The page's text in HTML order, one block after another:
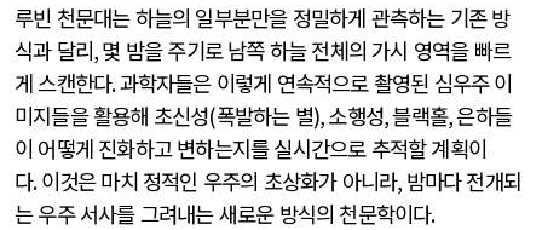
루빈 천문대는 하늘의 일부분만을 정밀하게 관측하는 기존 방
식과 달리,몇 밤을 주기로 남쪽 하늘 전체의 가시 영역을 빠르
게 스캔한다.과학자들은 이렇게 연속적으로 촬영된 심우주 이
미지들을 활용해 초신성(폭발하는 별),소행성,블랙홀,은하들
이 어떻게 진화하고 변하는지를 실시간으로 추적할 계획이
다.이것은 마치 정적인 우주의 초상화가 아니라, 밤마다 전개되
는 우주 서사를 그려내는 새로운 방식의 천문학이다.